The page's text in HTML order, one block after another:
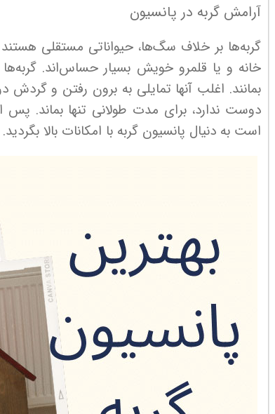
آرامش گربه در پانسیون
گربه‌ها بر خلاف سگ‌ها، حیواناتی مستقلی
بمانند. اغلب آنها تمایلی به برون رفتن و گردش
دوست ندارد، برای مدت طولانی تنها بماند. پس
است به دنیال پانسیون گربه با امکانات بالا بگردید.